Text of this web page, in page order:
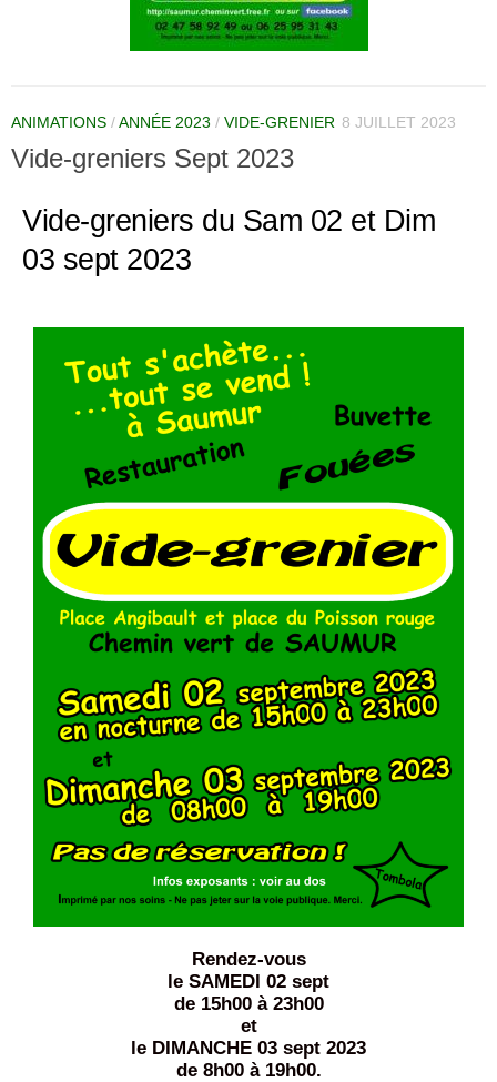
ANIMATIONS /ANNÉE 2023 / VIDE-GRENIER 8 JUILLET 2023
Vide-greniers Sept 2023
Vide-greniers du Sam 02 et Dim
03 sept 2023
Rendez-vous
le SAMEDI 02 sept
de 15h00 à 23h00
et
le DIMANCHE 03 sept 2023
de 8h00 à 19h00.